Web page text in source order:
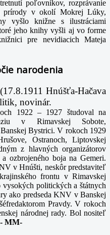
poľovníkov, rozprávanie
prírody v okolí Mokrej Lúky,
vyšlo knižne s ilustráciami
jeho knihy vyšli aj vo forme
pre nevidiacich Mateja
narodenia
Hnúšťa-Hačava
novinár.
1922 – 1927 študoval na
v Rimavskej Sobote,
Bystrici. V rokoch 1929
Ostranoch, Liptovskej
z hlavných organizátorov
ozbrojeného boja na Gemeri.
v Hnúšti, neskôr predstaviteľ
frontu v Rimavskej
vysokých politických a štátnych
ako predseda KNV v Banskej
Pravdy. V rokoch
národnej rady. Bol nositeľ
- MM-